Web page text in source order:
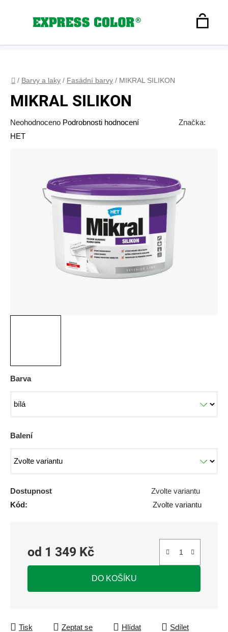
Hledat
Domů
/ Barvy a laky / Fasádní barvy / MIKRAL SILIKON
Barva
Balení
Dostupnost
Zvolte variantu
Kód:
Zvolte variantu
od 1 349 Kč
Měrná cena:
DO KOŠÍKU
Tisk Zeptat se Hlídat Sdílet
MIKRAL SILIKON
Průměrné
hodnocení
Neohodnoceno Podrobnosti hodnocení
Značka:
HET